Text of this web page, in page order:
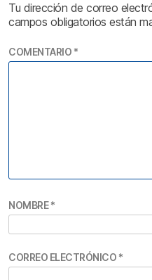
Tu dirección de correo
campos obligatorios están
COMENTARIO *
NOMBRE*
CORREO ELECTRÓNICO *